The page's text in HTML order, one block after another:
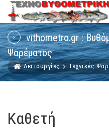
vithometro.gr :
Ψαρέματος
Λειτουργίες Τεχνικές
Καθετή